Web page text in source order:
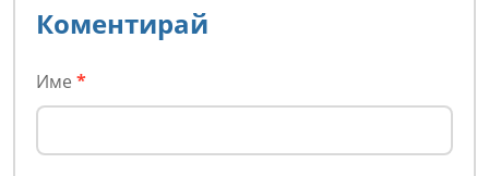
Коментирай
Име *